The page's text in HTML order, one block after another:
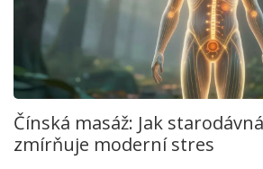
Čínská masáž: Jak
zmírňuje moderní stres